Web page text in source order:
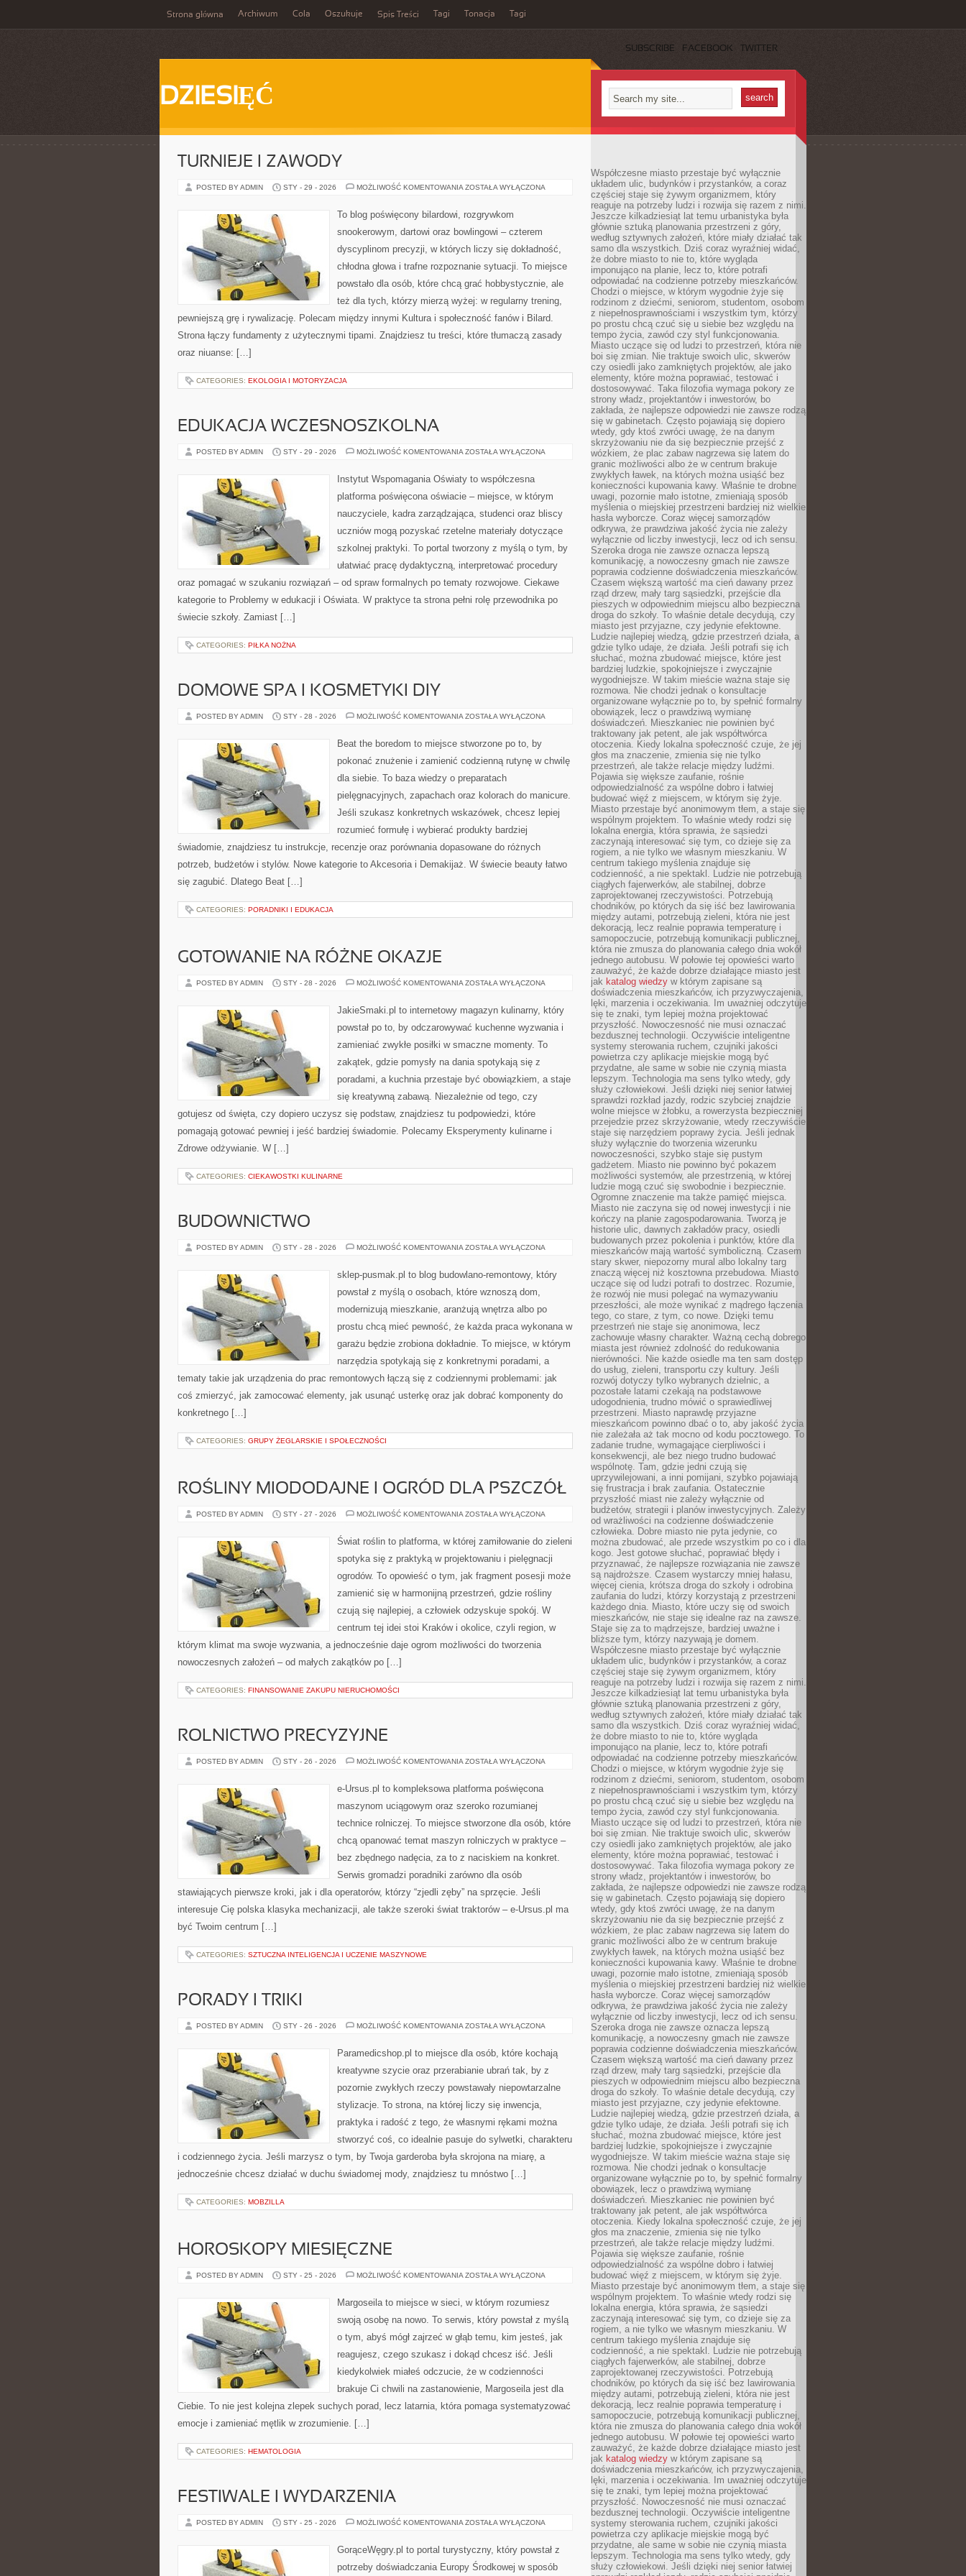
Strona główna Archiwum Cola Oszukuje Spis Treści Tagi Tonacja Tagi
SUBSCRIBE FACEBOOK TWITTER
DZIESIĘĆ
TURNIEJE I ZAWODY
POSTED BY ADMIN STY - 29 - 2026 MOŻLIWOŚĆ KOMENTOWANIA TURNIEJE
ZOSTAŁA WYŁĄCZONA
To blog poświęcony bilardowi, rozgrywkom
snookerowym, dartowi oraz bowlingowi – czterem
dyscyplinom precyzji, w których liczy się dokładność,
chłodna głowa i trafne rozpoznanie sytuacji. To miejsce
powstało dla osób, które chcą grać hobbystycznie, ale
też dla tych, którzy mierzą wyżej: w regularny trening,
pewniejszą grę i rywalizację. Polecam między innymi Kultura i społeczność fanów i Bilard.
Strona łączy fundamenty z użytecznymi tipami. Znajdziesz tu treści, które tłumaczą zasady
oraz niuanse: […]
CATEGORIES: EKOLOGIA I MOTORYZACJA
EDUKACJA WCZESNOSZKOLNA
POSTED BY ADMIN STY - 29 - 2026 MOŻLIWOŚĆ KOMENTOWANIA EDUKACJA
ZOSTAŁA WYŁĄCZONA
Instytut Wspomagania Oświaty to współczesna
platforma poświęcona oświacie – miejsce, w którym
nauczyciele, kadra zarządzająca, studenci oraz bliscy
uczniów mogą pozyskać rzetelne materiały dotyczące
szkolnej praktyki. To portal tworzony z myślą o tym, by
ułatwiać pracę dydaktyczną, interpretować procedury
oraz pomagać w szukaniu rozwiązań – od spraw formalnych po tematy rozwojowe. Ciekawe
kategorie to Problemy w edukacji i Oświata. W praktyce ta strona pełni rolę przewodnika po
świecie szkoły. Zamiast […]
CATEGORIES: PIŁKA NOŻNA
DOMOWE SPA I KOSMETYKI DIY
POSTED BY ADMIN STY - 28 - 2026 MOŻLIWOŚĆ KOMENTOWANIA DOMOWE
KOSMETYKI
DIY
ZOSTAŁA WYŁĄCZONA
Beat the boredom to miejsce stworzone po to, by
pokonać znużenie i zamienić codzienną rutynę w chwilę
dla siebie. To baza wiedzy o preparatach
pielęgnacyjnych, zapachach oraz kolorach do manicure.
Jeśli szukasz konkretnych wskazówek, chcesz lepiej
rozumieć formułę i wybierać produkty bardziej
świadomie, znajdziesz tu instrukcje, recenzje oraz porównania dopasowane do różnych
potrzeb, budżetów i stylów. Nowe kategorie to Akcesoria i Demakijaż. W świecie beauty łatwo
się zagubić. Dlatego Beat […]
CATEGORIES: PORADNIKI I EDUKACJA
GOTOWANIE NA RÓŻNE OKAZJE
POSTED BY ADMIN STY - 28 - 2026 MOŻLIWOŚĆ KOMENTOWANIA GOTOWANIE
ZOSTAŁA WYŁĄCZONA
JakieSmaki.pl to internetowy magazyn kulinarny, który
powstał po to, by odczarowywać kuchenne wyzwania i
zamieniać zwykłe posiłki w smaczne momenty. To
zakątek, gdzie pomysły na dania spotykają się z
poradami, a kuchnia przestaje być obowiązkiem, a staje
się kreatywną zabawą. Niezależnie od tego, czy
gotujesz od święta, czy dopiero uczysz się podstaw, znajdziesz tu podpowiedzi, które
pomagają gotować pewniej i jeść bardziej świadomie. Polecamy Eksperymenty kulinarne i
Zdrowe odżywianie. W […]
CATEGORIES: CIEKAWOSTKI KULINARNE
BUDOWNICTWO
POSTED BY ADMIN STY - 28 - 2026 MOŻLIWOŚĆ KOMENTOWANIA BUDOWNICTWO
ZOSTAŁA WYŁĄCZONA
sklep-pusmak.pl to blog budowlano-remontowy, który
powstał z myślą o osobach, które wznoszą dom,
modernizują mieszkanie, aranżują wnętrza albo po
prostu chcą mieć pewność, że każda praca wykonana w
garażu będzie zrobiona dokładnie. To miejsce, w którym
narzędzia spotykają się z konkretnymi poradami, a
tematy takie jak urządzenia do prac remontowych łączą się z codziennymi problemami: jak
coś zmierzyć, jak zamocować elementy, jak usunąć usterkę oraz jak dobrać komponenty do
konkretnego […]
CATEGORIES: GRUPY ŻEGLARSKIE I SPOŁECZNOŚCI
ROŚLINY MIODODAJNE I OGRÓD DLA PSZCZÓŁ
POSTED BY ADMIN STY - 27 - 2026 MOŻLIWOŚĆ KOMENTOWANIA ROŚLINY
OGRÓD
DLA
ZOSTAŁA WYŁĄCZONA
Świat roślin to platforma, w której zamiłowanie do zieleni
spotyka się z praktyką w projektowaniu i pielęgnacji
ogrodów. To opowieść o tym, jak fragment posesji może
zamienić się w harmonijną przestrzeń, gdzie rośliny
czują się najlepiej, a człowiek odzyskuje spokój. W
centrum tej idei stoi Kraków i okolice, czyli region, w
którym klimat ma swoje wyzwania, a jednocześnie daje ogrom możliwości do tworzenia
nowoczesnych założeń – od małych zakątków po […]
CATEGORIES: FINANSOWANIE ZAKUPU NIERUCHOMOŚCI
ROLNICTWO PRECYZYJNE
POSTED BY ADMIN STY - 26 - 2026 MOŻLIWOŚĆ KOMENTOWANIA ROLNICTWO
ZOSTAŁA WYŁĄCZONA
e-Ursus.pl to kompleksowa platforma poświęcona
maszynom uciągowym oraz szeroko rozumianej
technice rolniczej. To miejsce stworzone dla osób, które
chcą opanować temat maszyn rolniczych w praktyce –
bez zbędnego nadęcia, za to z naciskiem na konkret.
Serwis gromadzi poradniki zarówno dla osób
stawiających pierwsze kroki, jak i dla operatorów, którzy “zjedli zęby” na sprzęcie. Jeśli
interesuje Cię polska klasyka mechanizacji, ale także szeroki świat traktorów – e-Ursus.pl ma
być Twoim centrum […]
CATEGORIES: SZTUCZNA INTELIGENCJA I UCZENIE MASZYNOWE
PORADY I TRIKI
POSTED BY ADMIN STY - 26 - 2026 MOŻLIWOŚĆ KOMENTOWANIA PORADY
ZOSTAŁA WYŁĄCZONA
Paramedicshop.pl to miejsce dla osób, które kochają
kreatywne szycie oraz przerabianie ubrań tak, by z
pozornie zwykłych rzeczy powstawały niepowtarzalne
stylizacje. To strona, na której liczy się inwencja,
praktyka i radość z tego, że własnymi rękami można
stworzyć coś, co idealnie pasuje do sylwetki, charakteru
i codziennego życia. Jeśli marzysz o tym, by Twoja garderoba była skrojona na miarę, a
jednocześnie chcesz działać w duchu świadomej mody, znajdziesz tu mnóstwo […]
CATEGORIES: MOBZILLA
HOROSKOPY MIESIĘCZNE
POSTED BY ADMIN STY - 25 - 2026 MOŻLIWOŚĆ KOMENTOWANIA HOROSKOPY
ZOSTAŁA WYŁĄCZONA
Margoseila to miejsce w sieci, w którym rozumiesz
swoją osobę na nowo. To serwis, który powstał z myślą
o tym, abyś mógł zajrzeć w głąb temu, kim jesteś, jak
reagujesz, czego szukasz i dokąd chcesz iść. Jeśli
kiedykolwiek miałeś odczucie, że w codzienności
brakuje Ci chwili na zastanowienie, Margoseila jest dla
Ciebie. To nie jest kolejna zlepek suchych porad, lecz latarnia, która pomaga systematyzować
emocje i zamieniać mętlik w zrozumienie. […]
CATEGORIES: HEMATOLOGIA
FESTIWALE I WYDARZENIA
POSTED BY ADMIN STY - 25 - 2026 MOŻLIWOŚĆ KOMENTOWANIA FESTIWALE
ZOSTAŁA WYŁĄCZONA
GorąceWęgry.pl to portal turystyczny, który powstał z
potrzeby doświadczania Europy Środkowej w sposób
Współczesne miasto przestaje być wyłącznie
układem ulic, budynków i przystanków, a coraz
częściej staje się żywym organizmem, który
reaguje na potrzeby ludzi i rozwija się razem z nimi.
Jeszcze kilkadziesiąt lat temu urbanistyka była
głównie sztuką planowania przestrzeni z góry,
według sztywnych założeń, które miały działać tak
samo dla wszystkich. Dziś coraz wyraźniej widać,
że dobre miasto to nie to, które wygląda
imponująco na planie, lecz to, które potrafi
odpowiadać na codzienne potrzeby mieszkańców.
Chodzi o miejsce, w którym wygodnie żyje się
rodzinom z dziećmi, seniorom, studentom, osobom
z niepełnosprawnościami i wszystkim tym, którzy
po prostu chcą czuć się u siebie bez względu na
tempo życia, zawód czy styl funkcjonowania.
Miasto uczące się od ludzi to przestrzeń, która nie
boi się zmian. Nie traktuje swoich ulic, skwerów
czy osiedli jako zamkniętych projektów, ale jako
elementy, które można poprawiać, testować i
dostosowywać. Taka filozofia wymaga pokory ze
strony władz, projektantów i inwestorów, bo
zakłada, że najlepsze odpowiedzi nie zawsze rodzą
się w gabinetach. Często pojawiają się dopiero
wtedy, gdy ktoś zwróci uwagę, że na danym
skrzyżowaniu nie da się bezpiecznie przejść z
wózkiem, że plac zabaw nagrzewa się latem do
granic możliwości albo że w centrum brakuje
zwykłych ławek, na których można usiąść bez
konieczności kupowania kawy. Właśnie te drobne
uwagi, pozornie mało istotne, zmieniają sposób
myślenia o miejskiej przestrzeni bardziej niż wielkie
hasła wyborcze. Coraz więcej samorządów
odkrywa, że prawdziwa jakość życia nie zależy
wyłącznie od liczby inwestycji, lecz od ich sensu.
Szeroka droga nie zawsze oznacza lepszą
komunikację, a nowoczesny gmach nie zawsze
poprawia codzienne doświadczenia mieszkańców.
Czasem większą wartość ma cień dawany przez
rząd drzew, mały targ sąsiedzki, przejście dla
pieszych w odpowiednim miejscu albo bezpieczna
droga do szkoły. To właśnie detale decydują, czy
miasto jest przyjazne, czy jedynie efektowne.
Ludzie najlepiej wiedzą, gdzie przestrzeń działa, a
gdzie tylko udaje, że działa. Jeśli potrafi się ich
słuchać, można zbudować miejsce, które jest
bardziej ludzkie, spokojniejsze i zwyczajnie
wygodniejsze. W takim mieście ważna staje się
rozmowa. Nie chodzi jednak o konsultacje
organizowane wyłącznie po to, by spełnić formalny
obowiązek, lecz o prawdziwą wymianę
doświadczeń. Mieszkaniec nie powinien być
traktowany jak petent, ale jak współtwórca
otoczenia. Kiedy lokalna społeczność czuje, że jej
głos ma znaczenie, zmienia się nie tylko
przestrzeń, ale także relacje między ludźmi.
Pojawia się większe zaufanie, rośnie
odpowiedzialność za wspólne dobro i łatwiej
budować więź z miejscem, w którym się żyje.
Miasto przestaje być anonimowym tłem, a staje się
wspólnym projektem. To właśnie wtedy rodzi się
lokalna energia, która sprawia, że sąsiedzi
zaczynają interesować się tym, co dzieje się za
rogiem, a nie tylko we własnym mieszkaniu. W
centrum takiego myślenia znajduje się
codzienność, a nie spektakl. Ludzie nie potrzebują
ciągłych fajerwerków, ale stabilnej, dobrze
zaprojektowanej rzeczywistości. Potrzebują
chodników, po których da się iść bez lawirowania
między autami, potrzebują zieleni, która nie jest
dekoracją, lecz realnie poprawia temperaturę i
samopoczucie, potrzebują komunikacji publicznej,
która nie zmusza do planowania całego dnia wokół
jednego autobusu. W połowie tej opowieści warto
zauważyć, że każde dobrze działające miasto jest
jak katalog wiedzy w którym zapisane są
doświadczenia mieszkańców, ich przyzwyczajenia,
lęki, marzenia i oczekiwania. Im uważniej odczytuje
się te znaki, tym lepiej można projektować
przyszłość. Nowoczesność nie musi oznaczać
bezdusznej technologii. Oczywiście inteligentne
systemy sterowania ruchem, czujniki jakości
powietrza czy aplikacje miejskie mogą być
przydatne, ale same w sobie nie czynią miasta
lepszym. Technologia ma sens tylko wtedy, gdy
służy człowiekowi. Jeśli dzięki niej senior łatwiej
sprawdzi rozkład jazdy, rodzic szybciej znajdzie
wolne miejsce w żłobku, a rowerzysta bezpieczniej
przejedzie przez skrzyżowanie, wtedy rzeczywiście
staje się narzędziem poprawy życia. Jeśli jednak
służy wyłącznie do tworzenia wizerunku
nowoczesności, szybko staje się pustym
gadżetem. Miasto nie powinno być pokazem
możliwości systemów, ale przestrzenią, w której
ludzie mogą czuć się swobodnie i bezpiecznie.
Ogromne znaczenie ma także pamięć miejsca.
Miasto nie zaczyna się od nowej inwestycji i nie
kończy na planie zagospodarowania. Tworzą je
historie ulic, dawnych zakładów pracy, osiedli
budowanych przez pokolenia i punktów, które dla
mieszkańców mają wartość symboliczną. Czasem
stary skwer, niepozorny mural albo lokalny targ
znaczą więcej niż kosztowna przebudowa. Miasto
uczące się od ludzi potrafi to dostrzec. Rozumie,
że rozwój nie musi polegać na wymazywaniu
przeszłości, ale może wynikać z mądrego łączenia
tego, co stare, z tym, co nowe. Dzięki temu
przestrzeń nie staje się anonimowa, lecz
zachowuje własny charakter. Ważną cechą dobrego
miasta jest również zdolność do redukowania
nierówności. Nie każde osiedle ma ten sam dostęp
do usług, zieleni, transportu czy kultury. Jeśli
rozwój dotyczy tylko wybranych dzielnic, a
pozostałe latami czekają na podstawowe
udogodnienia, trudno mówić o sprawiedliwej
przestrzeni. Miasto naprawdę przyjazne
mieszkańcom powinno dbać o to, aby jakość życia
nie zależała aż tak mocno od kodu pocztowego. To
zadanie trudne, wymagające cierpliwości i
konsekwencji, ale bez niego trudno budować
wspólnotę. Tam, gdzie jedni czują się
uprzywilejowani, a inni pomijani, szybko pojawiają
się frustracja i brak zaufania. Ostatecznie
przyszłość miast nie zależy wyłącznie od
budżetów, strategii i planów inwestycyjnych. Zależy
od wrażliwości na codzienne doświadczenie
człowieka. Dobre miasto nie pyta jedynie, co
można zbudować, ale przede wszystkim po co i dla
kogo. Jest gotowe słuchać, poprawiać błędy i
przyznawać, że najlepsze rozwiązania nie zawsze
są najdroższe. Czasem wystarczy mniej hałasu,
więcej cienia, krótsza droga do szkoły i odrobina
zaufania do ludzi, którzy korzystają z przestrzeni
każdego dnia. Miasto, które uczy się od swoich
mieszkańców, nie staje się idealne raz na zawsze.
Staje się za to mądrzejsze, bardziej uważne i
bliższe tym, którzy nazywają je domem.
Współczesne miasto przestaje być wyłącznie
układem ulic, budynków i przystanków, a coraz
częściej staje się żywym organizmem, który
reaguje na potrzeby ludzi i rozwija się razem z nimi.
Jeszcze kilkadziesiąt lat temu urbanistyka była
głównie sztuką planowania przestrzeni z góry,
według sztywnych założeń, które miały działać tak
samo dla wszystkich. Dziś coraz wyraźniej widać,
że dobre miasto to nie to, które wygląda
imponująco na planie, lecz to, które potrafi
odpowiadać na codzienne potrzeby mieszkańców.
Chodzi o miejsce, w którym wygodnie żyje się
rodzinom z dziećmi, seniorom, studentom, osobom
z niepełnosprawnościami i wszystkim tym, którzy
po prostu chcą czuć się u siebie bez względu na
tempo życia, zawód czy styl funkcjonowania.
Miasto uczące się od ludzi to przestrzeń, która nie
boi się zmian. Nie traktuje swoich ulic, skwerów
czy osiedli jako zamkniętych projektów, ale jako
elementy, które można poprawiać, testować i
dostosowywać. Taka filozofia wymaga pokory ze
strony władz, projektantów i inwestorów, bo
zakłada, że najlepsze odpowiedzi nie zawsze rodzą
się w gabinetach. Często pojawiają się dopiero
wtedy, gdy ktoś zwróci uwagę, że na danym
skrzyżowaniu nie da się bezpiecznie przejść z
wózkiem, że plac zabaw nagrzewa się latem do
granic możliwości albo że w centrum brakuje
zwykłych ławek, na których można usiąść bez
konieczności kupowania kawy. Właśnie te drobne
uwagi, pozornie mało istotne, zmieniają sposób
myślenia o miejskiej przestrzeni bardziej niż wielkie
hasła wyborcze. Coraz więcej samorządów
odkrywa, że prawdziwa jakość życia nie zależy
wyłącznie od liczby inwestycji, lecz od ich sensu.
Szeroka droga nie zawsze oznacza lepszą
komunikację, a nowoczesny gmach nie zawsze
poprawia codzienne doświadczenia mieszkańców.
Czasem większą wartość ma cień dawany przez
rząd drzew, mały targ sąsiedzki, przejście dla
pieszych w odpowiednim miejscu albo bezpieczna
droga do szkoły. To właśnie detale decydują, czy
miasto jest przyjazne, czy jedynie efektowne.
Ludzie najlepiej wiedzą, gdzie przestrzeń działa, a
gdzie tylko udaje, że działa. Jeśli potrafi się ich
słuchać, można zbudować miejsce, które jest
bardziej ludzkie, spokojniejsze i zwyczajnie
wygodniejsze. W takim mieście ważna staje się
rozmowa. Nie chodzi jednak o konsultacje
organizowane wyłącznie po to, by spełnić formalny
obowiązek, lecz o prawdziwą wymianę
doświadczeń. Mieszkaniec nie powinien być
traktowany jak petent, ale jak współtwórca
otoczenia. Kiedy lokalna społeczność czuje, że jej
głos ma znaczenie, zmienia się nie tylko
przestrzeń, ale także relacje między ludźmi.
Pojawia się większe zaufanie, rośnie
odpowiedzialność za wspólne dobro i łatwiej
budować więź z miejscem, w którym się żyje.
Miasto przestaje być anonimowym tłem, a staje się
wspólnym projektem. To właśnie wtedy rodzi się
lokalna energia, która sprawia, że sąsiedzi
zaczynają interesować się tym, co dzieje się za
rogiem, a nie tylko we własnym mieszkaniu. W
centrum takiego myślenia znajduje się
codzienność, a nie spektakl. Ludzie nie potrzebują
ciągłych fajerwerków, ale stabilnej, dobrze
zaprojektowanej rzeczywistości. Potrzebują
chodników, po których da się iść bez lawirowania
między autami, potrzebują zieleni, która nie jest
dekoracją, lecz realnie poprawia temperaturę i
samopoczucie, potrzebują komunikacji publicznej,
która nie zmusza do planowania całego dnia wokół
jednego autobusu. W połowie tej opowieści warto
zauważyć, że każde dobrze działające miasto jest
jak katalog wiedzy w którym zapisane są
doświadczenia mieszkańców, ich przyzwyczajenia,
lęki, marzenia i oczekiwania. Im uważniej odczytuje
się te znaki, tym lepiej można projektować
przyszłość. Nowoczesność nie musi oznaczać
bezdusznej technologii. Oczywiście inteligentne
systemy sterowania ruchem, czujniki jakości
powietrza czy aplikacje miejskie mogą być
przydatne, ale same w sobie nie czynią miasta
lepszym. Technologia ma sens tylko wtedy, gdy
służy człowiekowi. Jeśli dzięki niej senior łatwiej